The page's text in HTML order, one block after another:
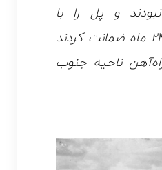
و پل را با
احتیاط به مدت ۲۴ ماه ضمانت کردند
ناحیه جنوب